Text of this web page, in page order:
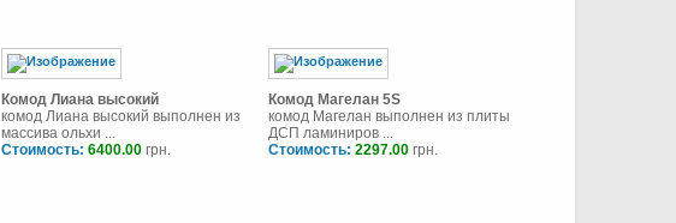
Комод Лиана высокий
комод Лиана высокий выполнен из
массива ольхи ...
Стоимость: 6400.00 грн.
Комод Магелан 5S
комод Магелан выполнен из плиты
ДСП ламиниров ...
Стоимость: 2297.00 грн.